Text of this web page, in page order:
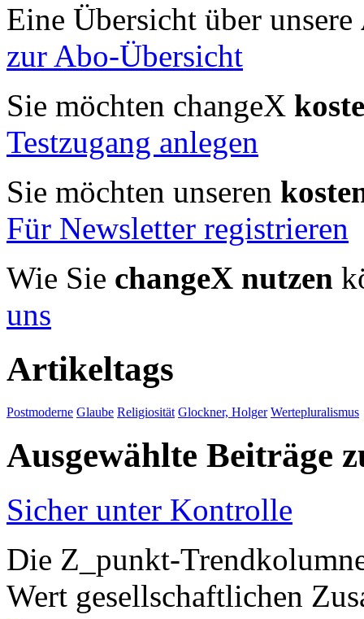
Eine Übersicht über unsere
zur Abo-Übersicht
Sie möchten changeX
Testzugang anlegen
Sie möchten unseren
Für Newsletter registrieren
Wie Sie changeX nutzen
uns
Artikeltags
Postmoderne Glaube Religiosität Glockner, Holger Wertepluralismus
Ausgewählte Beiträge
Sicher unter Kontrolle
Die Z_punkt-
Wert gesellschaftlichen